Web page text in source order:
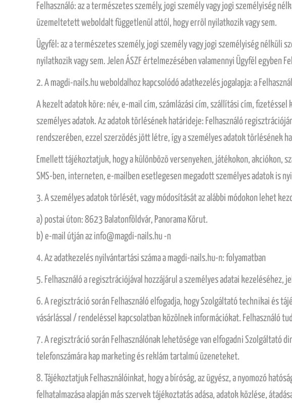
Felhasználó: az a természetes személy, jogi személy vagy jogi személyiség
üzemeltetett weboldalt függetlenül attól, hogy erröl nyilatkozik vagy sem.
Ügyfél: az a természetes személy, jogi személy vagy jogi személyiség
nyilatkozik vagy sem. Jelen ÁSZF értelmezésében valamennyi Ügyfél egyben
2. A magdi-nails.hu weboldalhoz kapcsolódó adatkezelés jogalapja: a
A kezelt adatok köre: név, e-mail cím, számlázási cím, szállítási cím,
személyes adatok. Az adatok törlésének határideje: Felhasználó
rendszerében, ezzel szerzödés jött létre, így a személyes adatok törlésének
Emellett tájékoztatjuk, hogy a különbözö versenyeken, játékokon, akciókon,
SMS-ben, interneten, e-mailben esetlegesen megadott személyes adatok is
3. A személyes adatok törlését, vagy módosítását az alábbi módokon lehet
a) postai úton: 8623 Balatonföldvár, Panorama Körut.
b) e-mail útján az info@magdi-nails.hu -n
4. Az adatkezelés nyilvántartási száma a magdi-nails.hu-n: folyamatban
5. Felhasználó a regisztrációjával hozzájárul a személyes adatai
6. A regisztráció során Felhasználó elfogadja, hogy Szolgáltató technikai és
vásárlással / rendeléssel kapcsolatban közölnek információkat. Felhasználó
7. A regisztráció során Felhasználónak lehetösége van elfogadni
telefonszámára kap marketing és reklám tartalmú üzeneteket.
8. Tájékoztatjuk Felhasználóinkat, hogy a bíróság, az ügyész, a nyomozó
felhatalmazása alapján más szervek tájékoztatás adása, adatok közlése,